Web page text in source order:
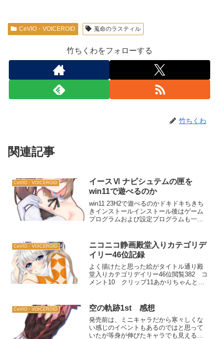
CeVIO・VOICEROID 蒐命のラスティル
竹ちくわをフォローする
竹ちくわ
関連記事
CeVIO・VOICEROID
イースⅥ ナピシュテムの匣を
win11で遊べるのか
win11 23H2で遊べるのかドキドキちきち
きインストールインストール後はゲーム
プログラムおよび設定プログラムも一時
し、イースⅥ以外がアクティブになると
タスクバーから...
CeVIO・VOICEROID
ニコニコ静画殿堂入りカテゴリデ
イリー46位記録
よく描けたと思った絵がタイトル通り殿
堂入りカテゴリデイリー46位閲覧382 コ
メント10 クリップ11あかりちゃんとセ
#VOICEROID #紲星あかり #Ce...
CeVIO・VOICEROID 空の軌跡1st 感想
発売前は、ミニキャラだから寒々しくな
い感じのイベントもあるのではと思って
いたが等身が伸びたキャラでも見える感